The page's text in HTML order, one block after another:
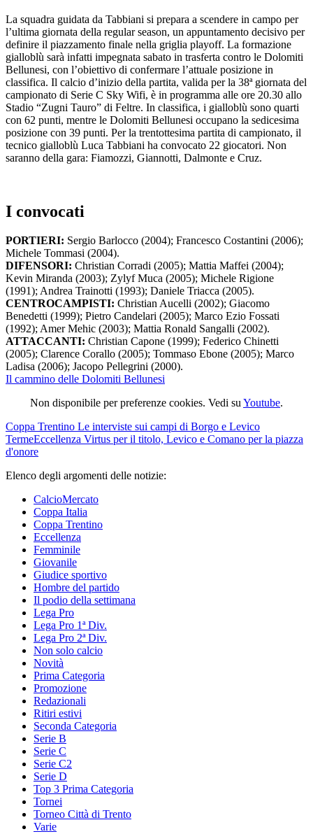
La squadra guidata da Tabbiani si prepara a scendere in campo per
l’ultima giornata della regular season, un appuntamento decisivo per
definire il piazzamento finale nella griglia playoff. La formazione
gialloblù sarà infatti impegnata sabato in trasferta contro le Dolomiti
Bellunesi, con l’obiettivo di confermare l’attuale posizione in
classifica. Il calcio d’inizio della partita, valida per la 38ª giornata del
campionato di Serie C Sky Wifi, è in programma alle ore 20.30 allo
Stadio “Zugni Tauro” di Feltre. In classifica, i gialloblù sono quarti
con 62 punti, mentre le Dolomiti Bellunesi occupano la sedicesima
posizione con 39 punti. Per la trentottesima partita di campionato, il
tecnico gialloblù Luca Tabbiani ha convocato 22 giocatori. Non
saranno della gara: Fiamozzi, Giannotti, Dalmonte e Cruz.
I convocati
PORTIERI: Sergio Barlocco (2004); Francesco Costantini (2006);
Michele Tommasi (2004).
DIFENSORI: Christian Corradi (2005); Mattia Maffei (2004);
Kevin Miranda (2003); Zylyf Muca (2005); Michele Rigione
(1991); Andrea Trainotti (1993); Daniele Triacca (2005).
CENTROCAMPISTI: Christian Aucelli (2002); Giacomo
Benedetti (1999); Pietro Candelari (2005); Marco Ezio Fossati
(1992); Amer Mehic (2003); Mattia Ronald Sangalli (2002).
ATTACCANTI: Christian Capone (1999); Federico Chinetti
(2005); Clarence Corallo (2005); Tommaso Ebone (2005); Marco
Ladisa (2006); Jacopo Pellegrini (2000).
Il cammino delle Dolomiti Bellunesi
Non disponibile per preferenze cookies. Vedi suYoutube.
Coppa Trentino Le interviste sui campi di Borgo e Levico
TermeEccellenza Virtus per il titolo, Levico e Comano per la piazza
d'onore
Elenco degli argomenti delle notizie:
CalcioMercato
Coppa Italia
Coppa Trentino
Eccellenza
Femminile
Giovanile
Giudice sportivo
Hombre del partido
Il podio della settimana
Lega Pro
Lega Pro 1ª Div.
Lega Pro 2ª Div.
Non solo calcio
Novità
Prima Categoria
Promozione
Redazionali
Ritiri estivi
Seconda Categoria
Serie B
Serie C
Serie C2
Serie D
Top 3 Prima Categoria
Tornei
Torneo Città di Trento
Varie